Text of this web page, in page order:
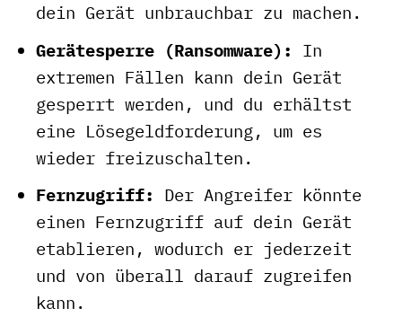
dein Gerät unbrauchbar zu machen.
Gerätesperre (Ransomware): In
extremen Fällen kann dein Gerät
gesperrt werden, und du erhältst
eine Lösegeldforderung, um es
wieder freizuschalten.
Fernzugriff: Der Angreifer könnte
einen Fernzugriff auf dein Gerät
etablieren, wodurch er jederzeit
und von überall darauf zugreifen
kann.